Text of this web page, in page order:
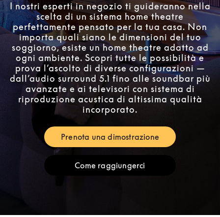
I nostri esperti in negozio ti guideranno nella
scelta di un sistema home theatre
perfettamente pensato per la tua casa. Non
importa quali siano le dimensioni del tuo
soggiorno, esiste un home theatre adatto ad
ogni ambiente. Scopri tutte le possibilità e
prova l’ascolto di diverse configurazioni —
dall’audio surround 5.1 fino alle soundbar più
avanzate e ai televisori con sistema di
riproduzione acustica di altissima qualità
incorporato.
Prenota una dimostrazione
Link Opens in New Tab
Come raggiungerciLink Opens in New Tab